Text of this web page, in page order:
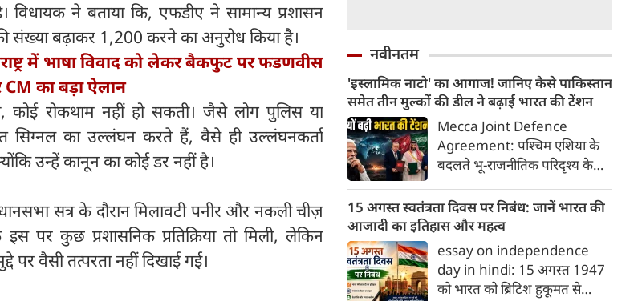
ने बताया कि, एफडीए ने सामान्य प्रशासन
संख्या बढ़ाकर 1,200 करने का अनुरोध किया है।
में भाषा विवाद को लेकर बैकफुट पर फडणवीस
CM का बड़ा ऐलान
कोई रोकथाम नहीं हो सकती। जैसे लोग पुलिस या
सिग्‍नल का उल्लंघन करते हैं, वैसे ही उल्लंघनकर्ता
उन्हें कानून का कोई डर नहीं है।
सत्र के दौरान मिलावटी पनीर और नकली चीज़
पर कुछ प्रशासनिक प्रतिक्रिया तो मिली, लेकिन
पर वैसी तत्परता नहीं दिखाई गई।
नवीनतम
'इस्लामिक नाटो' का आगाज! जानिए कैसे पाकिस्तान
समेत तीन मुल्कों की डील ने बढ़ाई भारत की टेंशन
Mecca Joint Defence
Agreement: पश्चिम एशिया के
बदलते भू-राजनीतिक परिदृश्य के
अरब ने एक ऐतिहासिक और
रणनीतिक 'मक्का संयुक्त रक्षा
समझौते' (Mecca Joint
Defence Agreement) पर
हस्ताक्षर किए हैं।
15 अगस्त स्वतंत्रता दिवस पर निबंध: जानें भारत की
आजादी का इतिहास और महत्व
essay on independence
day in hindi: 15 अगस्त 1947
को भारत को ब्रिटिश हुकूमत से